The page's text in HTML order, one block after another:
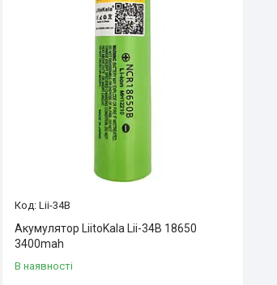
Lii-34B
Акумулятор LiitoKala Lii-34B 18650
3400mah
В наявності